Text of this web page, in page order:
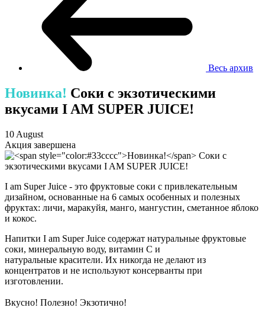
Весь архив
Новинка! Соки с экзотическими
вкусами I AM SUPER JUICE!
10 August
Акция завершена
I am Super Juice - это фруктовые соки с привлекательным
дизайном, основанные на 6 самых особенных и полезных
фруктах: личи, маракуйя, манго, мангустин, сметанное яблоко
и кокос.
Напитки I am Super Juice содержат натуральные фруктовые
соки, минеральную воду, витамин С и
натуральные красители. Их никогда не делают из
концентратов и не используют консерванты при
изготовлении.
Вкусно! Полезно! Экзотично!